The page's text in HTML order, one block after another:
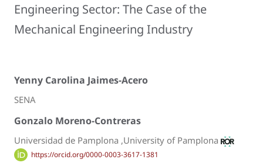
Engineering Sector: The Case of the
Mechanical Engineering Industry
Yenny Carolina Jaimes-Acero
SENA
Gonzalo Moreno-Contreras
Universidad de Pamplona ,University of Pamplona
https://orcid.org/0000-0003-3617-1381